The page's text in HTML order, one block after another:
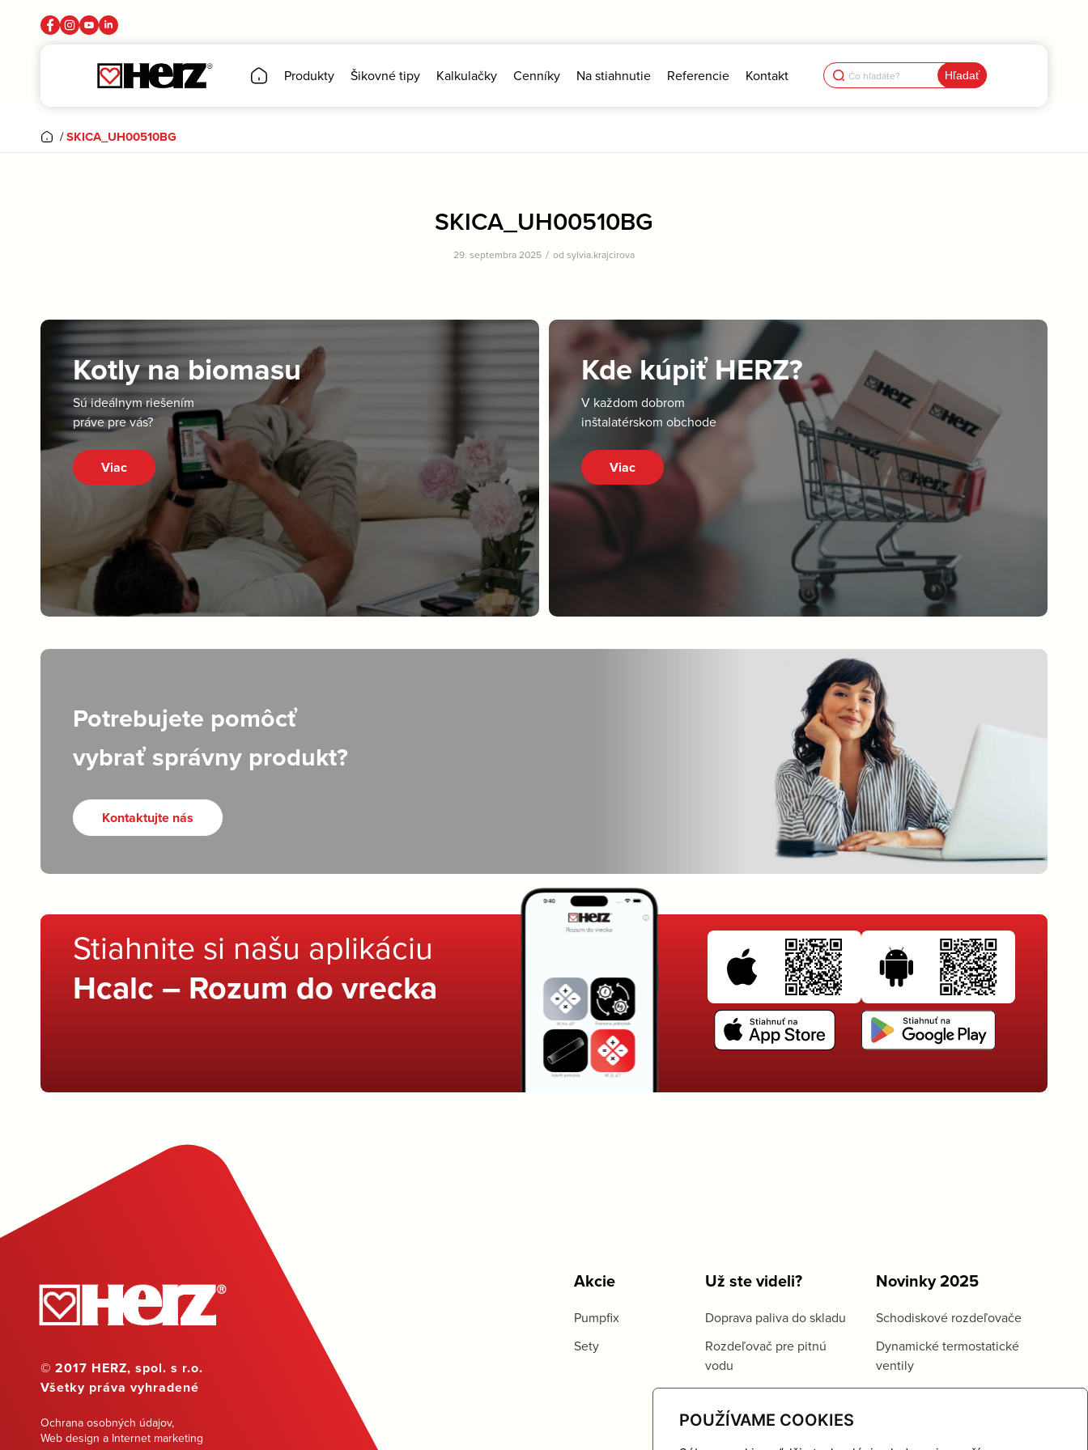
POUŽÍVAME COOKIES
Produkty Šikovné tipy Kalkulačky Cenníky Na stiahnutie Referencie Kontakt Search
for:
/SKICA_UH00510BG
SKICA_UH00510BG
29. septembra 2025 / od sylvia.krajcirova
Kotly na biomasu
Sú ideálnym riešením
práve pre vás?
Viac
Kde kúpiť HERZ?
V každom dobrom
inštalatérskom obchode
Viac
Potrebujete pomôcť
vybrať správny produkt?
Kontaktujte nás
Stiahnite si našu aplikáciu
Hcalc – Rozum do vrecka
© 2017 HERZ, spol. s r.o.
Všetky práva vyhradené
Ochrana osobných údajov,
Web design a Internet marketing
Akcie
Pumpfix
Sety
Už ste videli?
Doprava paliva do skladu
Rozdeľovač pre pitnú
vodu
Novinky 2025
Schodiskové rozdeľovače
Dynamické termostatické
ventily